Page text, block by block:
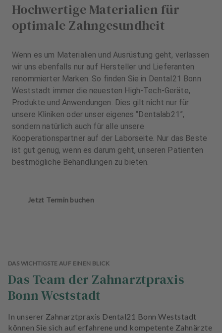
Hochwertige Materialien für
optimale Zahngesundheit
Wenn es um Materialien und Ausrüstung geht, verlassen
wir uns ebenfalls nur auf Hersteller und Lieferanten
renommierter Marken. So finden Sie in Dental21 Bonn
Weststadt immer die neuesten High-Tech-Geräte,
Produkte und Anwendungen. Dies gilt nicht nur für
unsere Kliniken oder unser eigenes “Dentalab21”,
sondern natürlich auch für alle unsere
Kooperationspartner auf der Laborseite. Nur das Beste
ist gut genug, wenn es darum geht, unseren Patienten
bestmögliche Behandlungen zu bieten.
Jetzt Termin buchen
DAS WICHTIGSTE AUF EINEN BLICK
Das Team der Zahnarztpraxis
Bonn Weststadt
In unserer Zahnarztpraxis Dental21 Bonn Weststadt
können Sie sich auf erfahrene und kompetente Zahnärzte